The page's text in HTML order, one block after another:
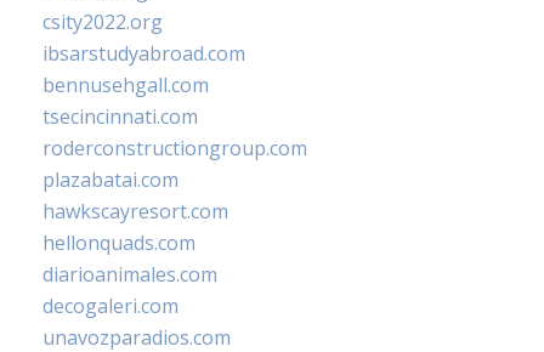
csity2022.org
ibsarstudyabroad.com
bennusehgall.com
tsecincinnati.com
roderconstructiongroup.com
plazabatai.com
hawkscayresort.com
hellonquads.com
diarioanimales.com
decogaleri.com
unavozparadios.com